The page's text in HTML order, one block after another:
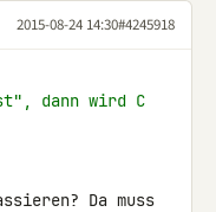
2015-08-24 14:30#4245918
dann wird C
Da muss